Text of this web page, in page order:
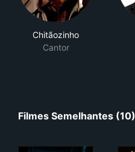
Chitãozinho
Cantor
Filmes Semelhantes (10)